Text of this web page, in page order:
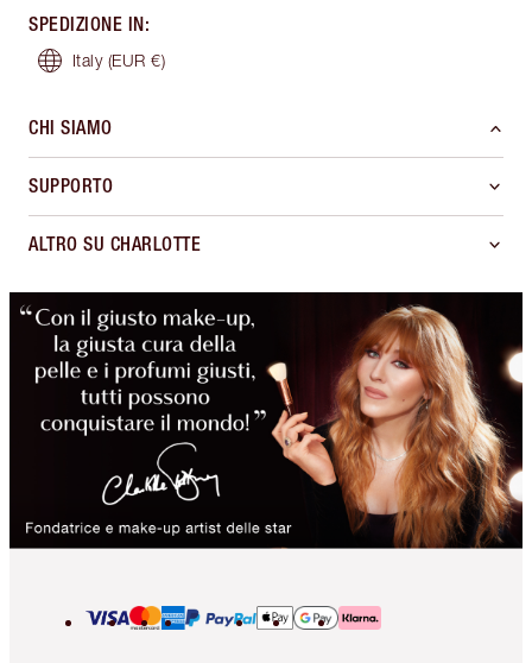
SPEDIZIONE IN:
Italy (EUR €)
CHI SIAMO
SUPPORTO
ALTRO SU CHARLOTTE